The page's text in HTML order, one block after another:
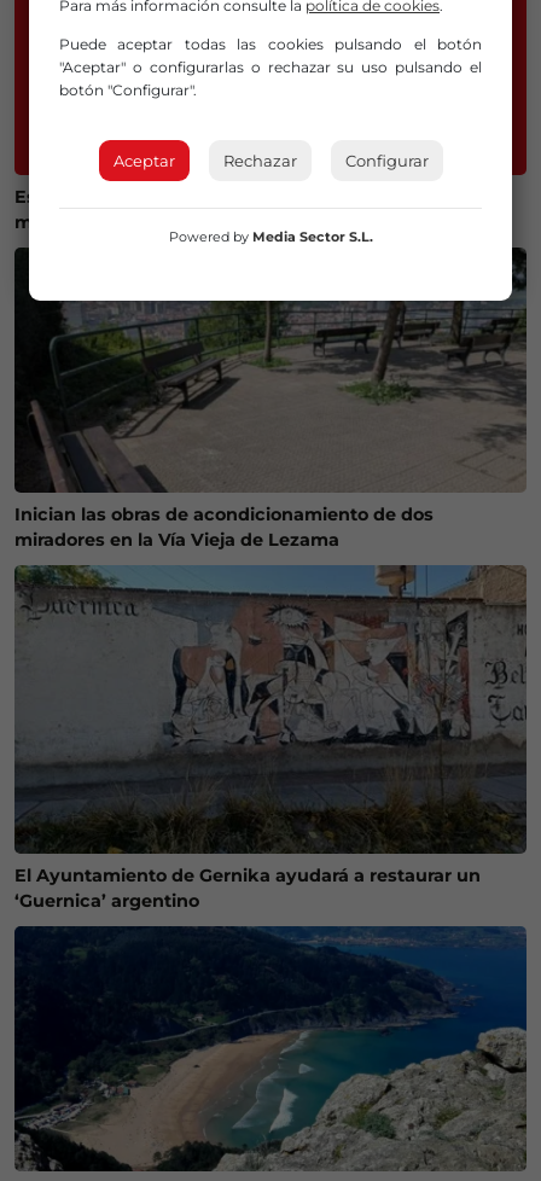
Estos son los horarios de la OTA en Bilbao durante el
mes de agosto
Inician las obras de acondicionamiento de dos
miradores en la Vía Vieja de Lezama
El Ayuntamiento de Gernika ayudará a restaurar un
‘Guernica’ argentino
Para más información consulte la política de cookies.
Puede aceptar todas las cookies pulsando el botón
"Aceptar" o configurarlas o rechazar su uso pulsando el
botón "Configurar".
Aceptar Rechazar Configurar
Powered by Media Sector S.L.